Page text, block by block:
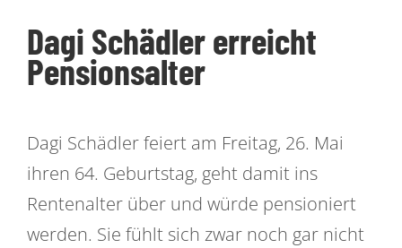
Über uns
Offene Stellen
Dagi Schädler erreicht
Pensionsalter
grösseres
Bild
Dagi Schädler feiert am Freitag, 26. Mai
ihren 64. Geburtstag, geht damit ins
Rentenalter über und würde pensioniert
werden. Sie fühlt sich zwar noch gar nicht